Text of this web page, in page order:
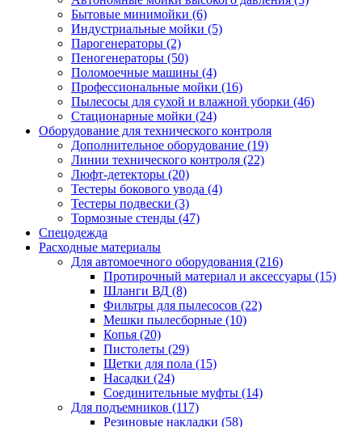
Бытовые минимойки (6)
Индустриальные мойки (5)
Парогенераторы (2)
Пеногенераторы (50)
Поломоечные машины (4)
Профессиональные мойки (16)
Пылесосы для сухой и влажной уборки (46)
Стационарные мойки (24)
Оборудование для технического контроля
Дополнительное оборудование (19)
Линии технического контроля (22)
Люфт-детекторы (20)
Тестеры бокового увода (4)
Тестеры подвески (3)
Тормозные стенды (47)
Спецодежда
Расходные материалы
Для автомоечного оборудования (216)
Протирочный материал и аксессуары (15)
Шланги ВД (8)
Фильтры для пылесосов (22)
Мешки пылесборные (10)
Копья (20)
Пистолеты (29)
Щетки для пола (15)
Насадки (24)
Соединительные муфты (14)
Для подъемников (117)
Резиновые накладки (58)